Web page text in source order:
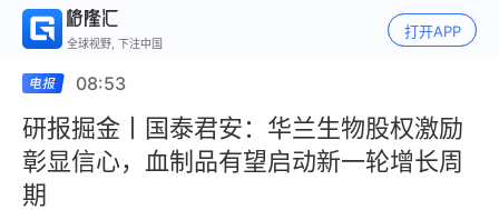
全球视野, 下注中国
打开APP
08:53
研报掘金丨国泰君安：华兰生物股权激励
彰显信心，血制品有望启动新一轮增长周
期